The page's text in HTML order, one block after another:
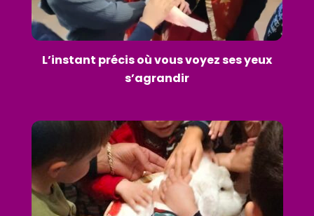
L’instant précis où vous voyez ses yeux
s’agrandir